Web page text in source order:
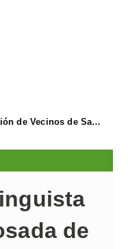
La Asociación de Vecinos de Santa Cruz descubrió los Covarones
de